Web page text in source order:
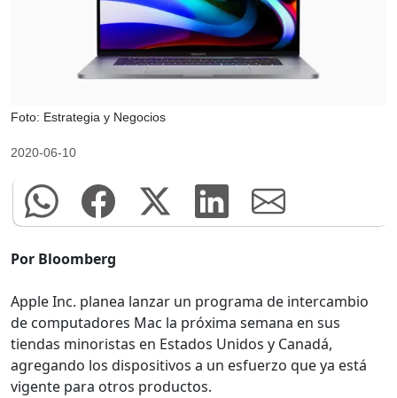
Foto: Estrategia y Negocios
2020-06-10
Por Bloomberg
Apple Inc. planea lanzar un programa de intercambio
de computadores Mac la próxima semana en sus
tiendas minoristas en Estados Unidos y Canadá,
agregando los dispositivos a un esfuerzo que ya está
vigente para otros productos.